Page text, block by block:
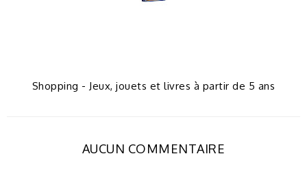
Shopping - Jeux, jouets et livres à partir de 5 ans
AUCUN COMMENTAIRE